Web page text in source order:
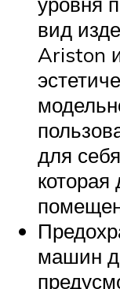
вид
Ariston
для
которая
машин